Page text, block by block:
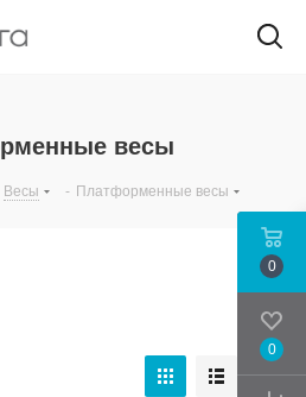
весы
Весы - Платформенные весы
0
0